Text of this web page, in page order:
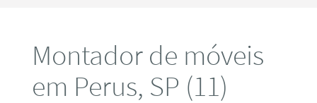
Montador de móveis
em Perus, SP (11)